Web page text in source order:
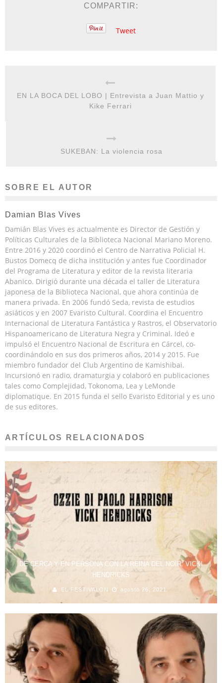
COMPARTIR:
Tweet
EN LA BOCA DEL LOBO | Entrevista a Juan Mattio y
Kike Ferrari
SUKEBAN: La violencia rosa
SOBRE EL AUTOR
Damian Blas Vives
Damián Blas Vives es actualmente es Director de Gestión y
Políticas Culturales de la Biblioteca Nacional Mariano Moreno.
Entre 2016 y 2020 coordinó el Centro de Narrativa Policial H.
Bustos Domecq de dicha institución y antes fue Coordinador
del Programa de Literatura y editor de la revista literaria
Abanico. Dirigió durante una década el taller de Literatura
japonesa de la Biblioteca Nacional, que ahora continúa de
manera privada. En 2006 fundó Seda, revista de estudios
asiáticos y en 2007 Evaristo Cultural. Coordina el Encuentro
Internacional de Literatura Fantástica y Rastros, el Observatorio
Hispanoamericano de Literatura Negra y Criminal. Ideó e
impulsó el Encuentro Nacional de Escritura en Cárcel, co-
coordinándolo en sus dos primeros años, 2014 y 2015. Fue
miembro fundador del Club Argentino de Kamishibai.
Incursionó en radio, dramaturgia y colaboró en publicaciones
tales como Complejidad, Tokonoma, Lea y LeMonde
diplomatique. En 2015 funda el sello Evaristo Editorial y es uno
de sus editores.
ARTÍCULOS RELACIONADOS
DE CERCA Y EN PERSONA CON LA REINA DEL NOIR: VICKI
HENDRICKS
EL FESTIVALON agosto 26, 2021